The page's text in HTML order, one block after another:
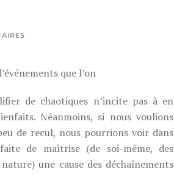
que l’on
de chaotiques n’incite pas à en
Néanmoins, si nous voulions
de recul, nous pourrions voir dans
de maîtrise (de soi-même, des
une cause des déchaînements